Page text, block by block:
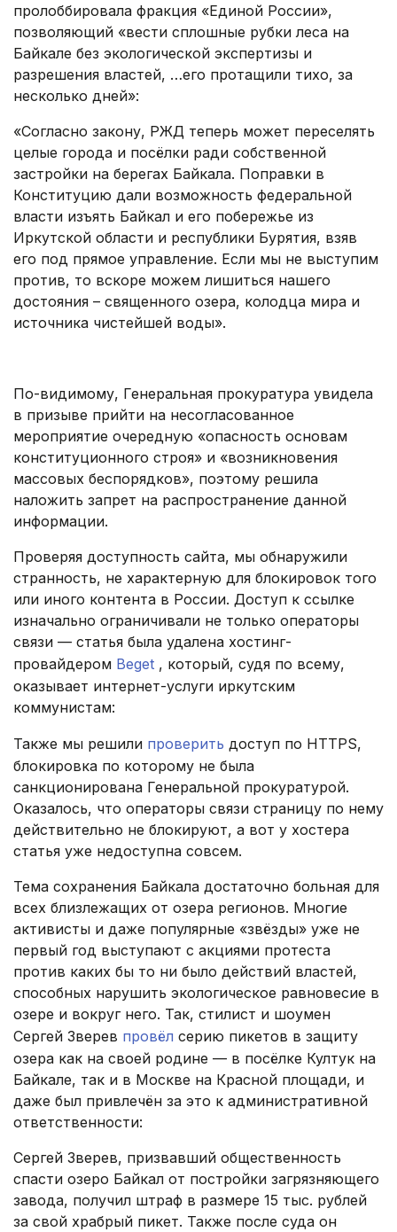
пролоббировала фракция «Единой России»,
позволяющий «вести сплошные рубки леса на
Байкале без экологической экспертизы и
разрешения властей, …его протащили тихо, за
несколько дней»:
«Согласно закону, РЖД теперь может переселять
целые города и посёлки ради собственной
застройки на берегах Байкала. Поправки в
Конституцию дали возможность федеральной
власти изъять Байкал и его побережье из
Иркутской области и республики Бурятия, взяв
его под прямое управление. Если мы не выступим
против, то вскоре можем лишиться нашего
достояния – священного озера, колодца мира и
источника чистейшей воды».
По-видимому, Генеральная прокуратура увидела
в призыве прийти на несогласованное
мероприятие очередную «опасность основам
конституционного строя» и «возникновения
массовых беспорядков», поэтому решила
наложить запрет на распространение данной
информации.
Проверяя доступность сайта, мы обнаружили
странность, не характерную для блокировок того
или иного контента в России. Доступ к ссылке
изначально ограничивали не только операторы
связи — статья была удалена хостинг-
провайдером Beget , который, судя по всему,
оказывает интернет-услуги иркутским
коммунистам:
Также мы решили проверить доступ по HTTPS,
блокировка по которому не была
санкционирована Генеральной прокуратурой.
Оказалось, что операторы связи страницу по нему
действительно не блокируют, а вот у хостера
статья уже недоступна совсем.
Тема сохранения Байкала достаточно больная для
всех близлежащих от озера регионов. Многие
активисты и даже популярные «звёзды» уже не
первый год выступают с акциями протеста
против каких бы то ни было действий властей,
способных нарушить экологическое равновесие в
озере и вокруг него. Так, стилист и шоумен
Сергей Зверев провёл серию пикетов в защиту
озера как на своей родине — в посёлке Култук на
Байкале, так и в Москве на Красной площади, и
даже был привлечён за это к административной
ответственности:
Сергей Зверев, призвавший общественность
спасти озеро Байкал от постройки загрязняющего
завода, получил штраф в размере 15 тыс. рублей
за свой храбрый пикет. Также после суда он